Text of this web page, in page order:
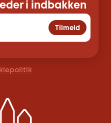
i indbakken
Tilmeld